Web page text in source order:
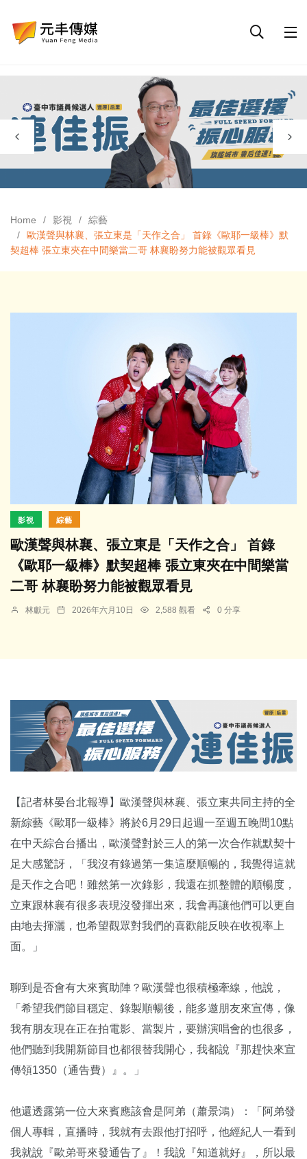
Home 影視
綜藝
歐漢聲與林襄、張立東是「天作之合」 首錄《歐耶一級棒》默
契超棒 張立東夾在中間樂當二哥 林襄盼努力能被觀眾看見
影視 綜藝
歐漢聲與林襄、張立東是「天作之合」 首錄
《歐耶一級棒》默契超棒 張立東夾在中間樂當
二哥 林襄盼努力能被觀眾看見
林獻元 2026年六月10日 2,588 觀看 0 分享
【記者林晏台北報導】歐漢聲與林襄、張立東共同主持的全
新綜藝《歐耶一級棒》將於6月29日起週一至週五晚間10點
在中天綜合台播出，歐漢聲對於三人的第一次合作就默契十
足大感驚訝，「我沒有錄過第一集這麼順暢的，我覺得這就
是天作之合吧！雖然第一次錄影，我還在抓整體的順暢度，
立東跟林襄有很多表現沒發揮出來，我會再讓他們可以更自
由地去揮灑，也希望觀眾對我們的喜歡能反映在收視率上
面。」
聊到是否會有大來賓助陣？歐漢聲也很積極牽線，他說，
「希望我們節目穩定、錄製順暢後，能多邀朋友來宣傳，像
我有朋友現在正在拍電影、當製片，要辦演唱會的也很多，
他們聽到我開新節目也都很替我開心，我都說『那趕快來宣
傳領1350（通告費）』。」
他還透露第一位大來賓應該會是阿弟（蕭景鴻）：「阿弟發
個人專輯，直播時，我就有去跟他打招呼，他經紀人一看到
我就說『歐弟哥來發通告了』！我說『知道就好』，所以最